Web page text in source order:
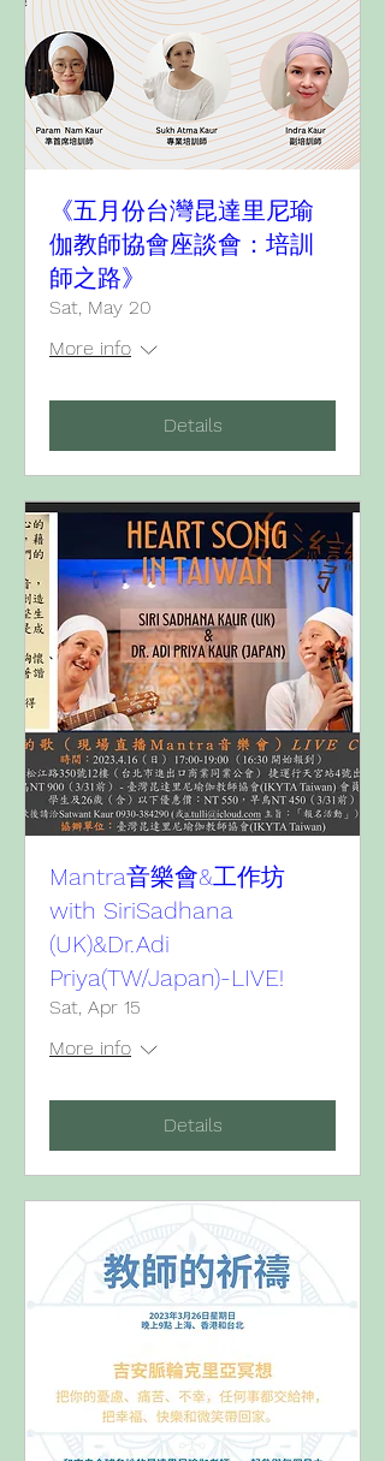
《五月份台灣昆達里尼瑜
伽教師協會座談會：培訓
師之路》
Sat, May 20
More info
Details
Mantra音樂會&工作坊
with SiriSadhana
(UK)&Dr.Adi
Priya(TW/Japan)-LIVE!
Sat, Apr 15
More info
Details